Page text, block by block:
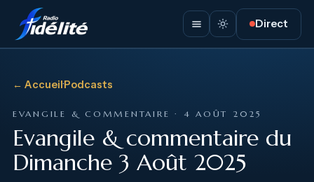
Direct
← Accueil·Podcasts
EVANGILE & COMMENTAIRE · 4 AOÛT 2025
Evangile & commentaire du
Dimanche 3 Août 2025